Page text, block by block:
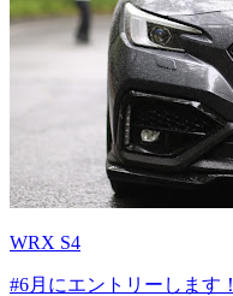
WRX S4
#6月にエントリーします！